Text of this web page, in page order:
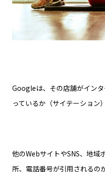
Googleは、その店舗がイン
っているか（サイテーション
他のWebサイトやSNS、地域
所、電話番号が引用されるの